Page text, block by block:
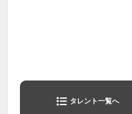
タレント一覧へ